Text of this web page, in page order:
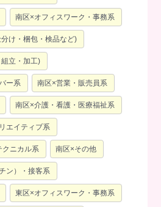
南区×オフィスワーク・事務系
け・梱包・検品など)
立・加工)
ー系 南区×営業・販売員系
南区×介護・看護・医療福祉系
エイティブ系
ニカル系 南区×その他
ン）・接客系
東区×オフィスワーク・事務系